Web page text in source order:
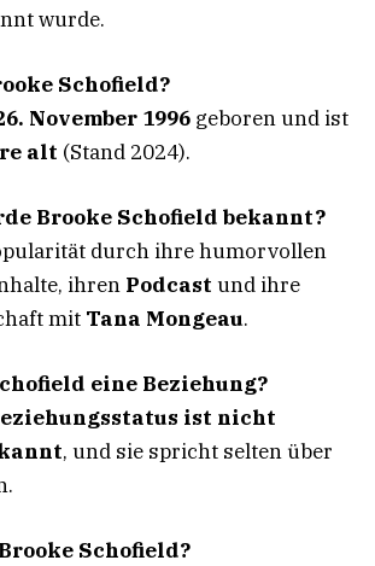
wurde.
Schofield?
November 1996 geboren und ist
alt (Stand 2024).
Brooke Schofield bekannt?
durch ihre humorvollen
ihren Podcast und ihre
mit Tana Mongeau.
eine Beziehung?
ist nicht
, und sie spricht selten über
Schofield?